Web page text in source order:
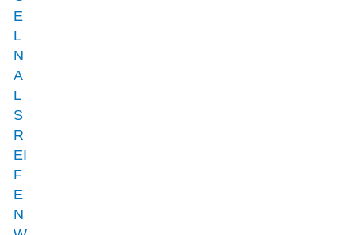
E
L
N
A
L
S
R
EI
F
E
N